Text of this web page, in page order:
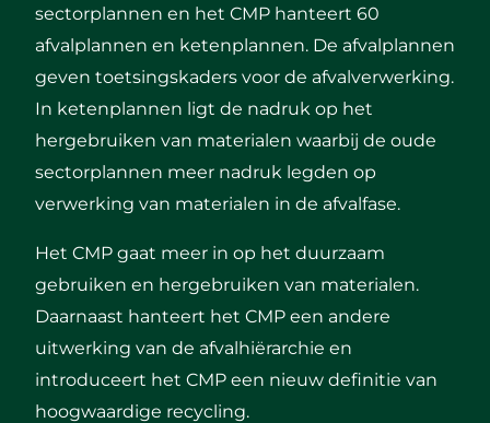
sectorplannen en het CMP hanteert 60
afvalplannen en ketenplannen. De afvalplannen
geven toetsingskaders voor de afvalverwerking.
In ketenplannen ligt de nadruk op het
hergebruiken van materialen waarbij de oude
sectorplannen meer nadruk legden op
verwerking van materialen in de afvalfase.
Het CMP gaat meer in op het duurzaam
gebruiken en hergebruiken van materialen.
Daarnaast hanteert het CMP een andere
uitwerking van de afvalhiërarchie en
introduceert het CMP een nieuw definitie van
hoogwaardige recycling.